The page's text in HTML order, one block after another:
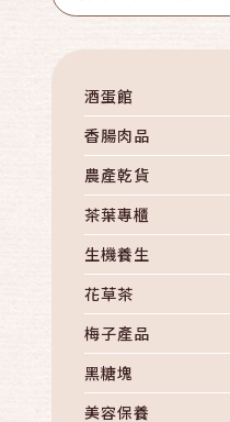
酒蛋館
香腸肉品
農產乾貨
茶葉專櫃
生機養生
花草茶
梅子產品
黑糖塊
美容保養